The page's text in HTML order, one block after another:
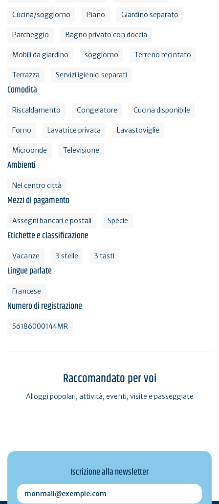
Cucina/soggiorno Piano Giardino separato
Parcheggio Bagno privato con doccia
Mobili da giardino soggiorno Terreno recintato
Terrazza Servizi igienici separati
Comodità
Riscaldamento Congelatore Cucina disponibile
Forno Lavatrice privata Lavastoviglie
Microonde Televisione
Ambienti
Nel centro città
Mezzi di pagamento
Assegni bancari e postali Specie
Etichette e classificazione
Vacanze 3 stelle 3 tasti
Lingue parlate
Francese
Numero di registrazione
56186000144MR
Raccomandato per voi
Alloggi popolari, attività, eventi, visite e passeggiate
Iscrizione alla newsletter
monmail@exemple.com